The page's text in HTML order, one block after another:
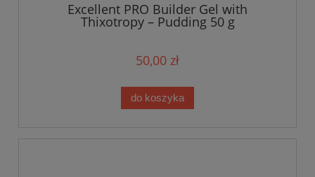
Excellent PRO Builder Gel with
Thixotropy – Pudding 50 g
50,00 zł
do koszyka